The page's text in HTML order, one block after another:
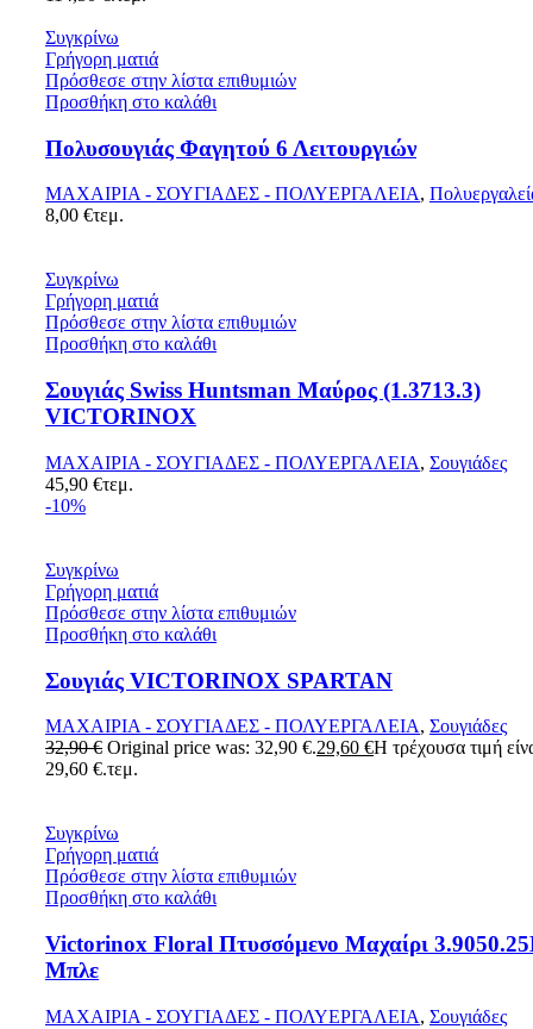
Συγκρίνω
Γρήγορη ματιά
Πρόσθεσε στην λίστα επιθυμιών
Προσθήκη στο καλάθι
Πολυσουγιάς Φαγητού 6 Λειτουργιών
ΜΑΧΑΙΡΙΑ - ΣΟΥΓΙΑΔΕΣ - ΠΟΛΥΕΡΓΑΛΕΙΑ,
8,00 €τεμ.
Συγκρίνω
Γρήγορη ματιά
Πρόσθεσε στην λίστα επιθυμιών
Προσθήκη στο καλάθι
Σουγιάς Swiss Huntsman Μαύρος (1.3713.3)
VICTORINOX
ΜΑΧΑΙΡΙΑ - ΣΟΥΓΙΑΔΕΣ - ΠΟΛΥΕΡΓΑΛΕΙΑ, Σουγιάδες
45,90 €τεμ.
-10%
Συγκρίνω
Γρήγορη ματιά
Πρόσθεσε στην λίστα επιθυμιών
Προσθήκη στο καλάθι
Σουγιάς VICTORINOX SPARTAN
ΜΑΧΑΙΡΙΑ - ΣΟΥΓΙΑΔΕΣ - ΠΟΛΥΕΡΓΑΛΕΙΑ, Σουγιάδες
32,90€ Original price was: 32,90 €.29,60 €Η τρέχουσα τιμή
29,60 €.τεμ.
Συγκρίνω
Γρήγορη ματιά
Πρόσθεσε στην λίστα επιθυμιών
Προσθήκη στο καλάθι
Victorinox Floral Πτυσσόμενο Μαχαίρι
Mπλε
ΜΑΧΑΙΡΙΑ - ΣΟΥΓΙΑΔΕΣ - ΠΟΛΥΕΡΓΑΛΕΙΑ, Σουγιάδες